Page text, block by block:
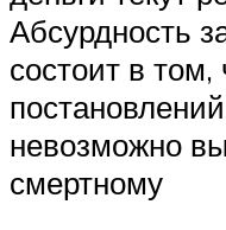
Абсурдность
состоит в
невозможно
смертному